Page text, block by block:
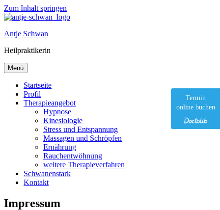
Zum Inhalt springen
Antje Schwan
Heilpraktikerin
Menü
Startseite
Profil
Therapieangebot
Hypnose
Kinesiologie
Stress und Entspannung
Massagen und Schröpfen
Ernährung
Rauchentwöhnung
weitere Therapieverfahren
Schwanenstark
Kontakt
Impressum
Termin
online buchen